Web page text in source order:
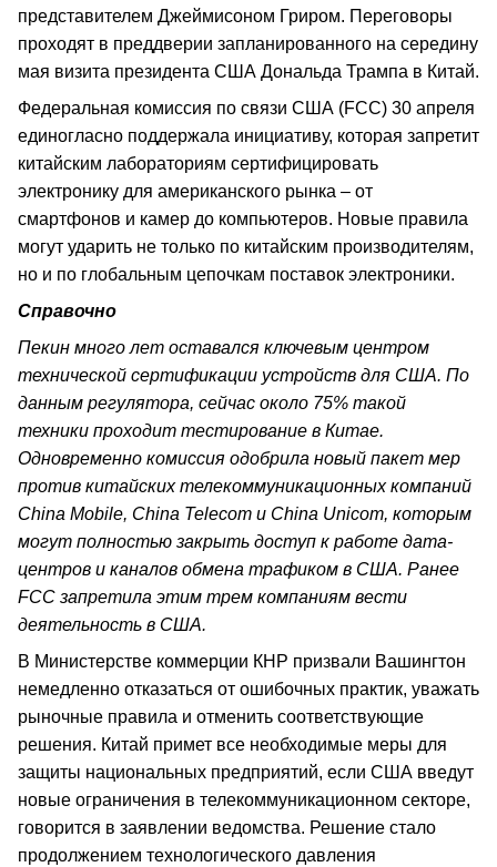
представителем Джеймисоном Гриром. Переговоры
проходят в преддверии запланированного на середину
мая визита президента США Дональда Трампа в Китай.
Федеральная комиссия по связи США (FCC) 30 апреля
единогласно поддержала инициативу, которая запретит
китайским лабораториям сертифицировать
электронику для американского рынка – от
смартфонов и камер до компьютеров. Новые правила
могут ударить не только по китайским производителям,
но и по глобальным цепочкам поставок электроники.
Справочно
Пекин много лет оставался ключевым центром
технической сертификации устройств для США. По
данным регулятора, сейчас около 75% такой
техники проходит тестирование в Китае.
Одновременно комиссия одобрила новый пакет мер
против китайских телекоммуникационных компаний
China Mobile, China Telecom и China Unicom, которым
могут полностью закрыть доступ к работе дата-
центров и каналов обмена трафиком в США. Ранее
FCC запретила этим трем компаниям вести
деятельность в США.
В Министерстве коммерции КНР призвали Вашингтон
немедленно отказаться от ошибочных практик, уважать
рыночные правила и отменить соответствующие
решения. Китай примет все необходимые меры для
защиты национальных предприятий, если США введут
новые ограничения в телекоммуникационном секторе,
говорится в заявлении ведомства. Решение стало
продолжением технологического давления